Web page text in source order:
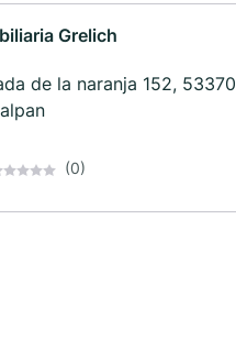
Grelich
de la naranja 152, 53370
(0)